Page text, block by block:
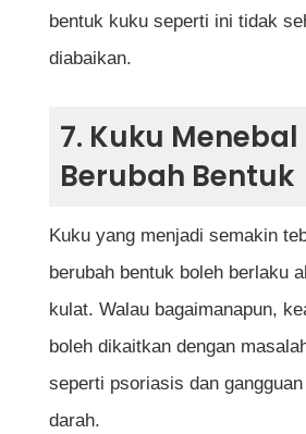
bentuk kuku seperti ini tidak
diabaikan.
7. Kuku
Berubah Bentuk
Kuku yang menjadi semakin
berubah bentuk boleh berlaku
kulat. Walau bagaimanapun,
boleh dikaitkan dengan
seperti psoriasis dan
darah.